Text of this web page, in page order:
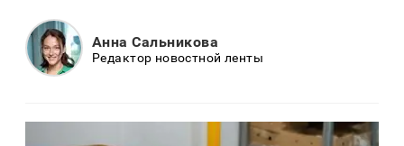
Анна Сальникова
Редактор новостной ленты